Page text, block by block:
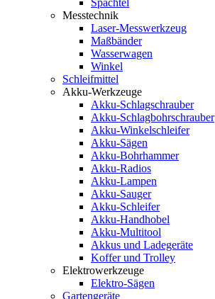
Spachtel
Messtechnik
Laser-Messwerkzeug
Maßbänder
Wasserwagen
Winkel
Schleifmittel
Akku-Werkzeuge
Akku-Schlagschrauber
Akku-Schlagbohrschrauber
Akku-Winkelschleifer
Akku-Sägen
Akku-Bohrhammer
Akku-Radios
Akku-Lampen
Akku-Sauger
Akku-Schleifer
Akku-Handhobel
Akku-Multitool
Akkus und Ladegeräte
Koffer und Trolley
Elektrowerkzeuge
Elektro-Sägen
Gartengeräte